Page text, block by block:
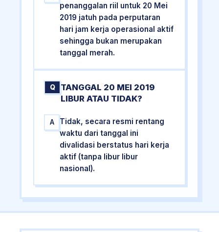
penanggalan riil untuk 20 Mei
2019 jatuh pada perputaran
hari jam kerja operasional aktif
sehingga bukan merupakan
tanggal merah.
Q
TANGGAL 20 MEI 2019
LIBUR ATAU TIDAK?
A
Tidak, secara resmi rentang
waktu dari tanggal ini
divalidasi berstatus hari kerja
aktif (tanpa libur libur
nasional).